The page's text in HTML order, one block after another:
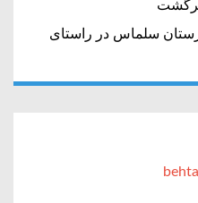
برگشت
سلماس در راستای